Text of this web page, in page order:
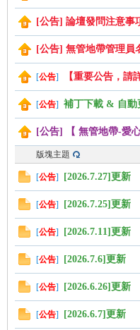
[公告] 論壇發問注意事
[公告] 無管地帶管理員
[公告] 【重要公告，請
[公告] 補丁下載 & 自動
[公告] 【 無管地帶-愛心
版塊主題
[公告] [2026.7.27]更新
[公告] [2026.7.25]更新
[公告] [2026.7.11]更新
[公告] [2026.7.6]更新
[公告] [2026.6.26]更新
[公告] [2026.6.7]更新